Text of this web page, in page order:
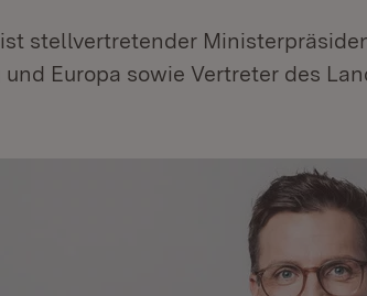
stellvertretender
Europa sowie Vertreter des